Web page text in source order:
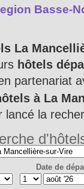
Basse-
La
hôtels
partenariat
à La
la
Date de